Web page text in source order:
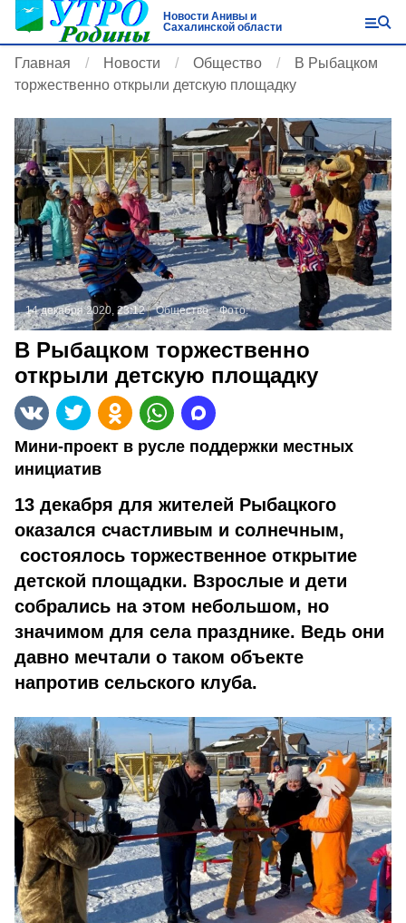
Новости Анивы и
Сахалинской области
Главная Новости Общество
В Рыбацком
торжественно открыли детскую площадку
14 декабря 2020, 23:12 Общество Фото:
В Рыбацком торжественно
открыли детскую площадку
Мини-проект в русле поддержки местных
инициатив
13 декабря для жителей Рыбацкого
оказался счастливым и солнечным,
состоялось торжественное открытие
детской площадки. Взрослые и дети
собрались на этом небольшом, но
значимом для села празднике. Ведь они
давно мечтали о таком объекте
напротив сельского клуба.